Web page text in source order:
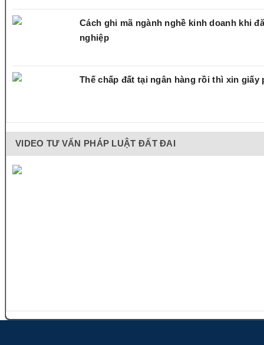
Cách ghi mã ngành nghề kinh doanh khi
nghiệp
Thế chấp đất tại ngân hàng rồi thì xin
VIDEO TƯ VẤN PHÁP LUẬT ĐẤT ĐAI